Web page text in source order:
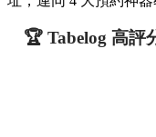
🏆 Tabelog 高評